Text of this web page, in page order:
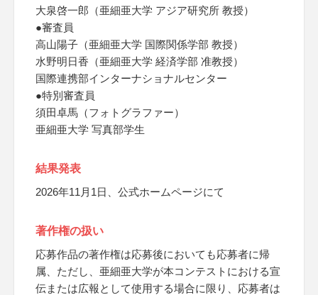
大泉啓一郎（亜細亜大学 アジア研究所 教授）
●審査員
高山陽子（亜細亜大学 国際関係学部 教授）
水野明日香（亜細亜大学 経済学部 准教授）
国際連携部インターナショナルセンター
●特別審査員
須田卓馬（フォトグラファー）
亜細亜大学 写真部学生
結果発表
2026年11月1日、公式ホームページにて
著作権の扱い
応募作品の著作権は応募後においても応募者に帰
属、ただし、亜細亜大学が本コンテストにおける宣
伝または広報として使用する場合に限り、応募者は